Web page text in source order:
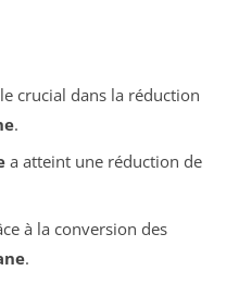
crucial dans la réduction
.
a atteint une réduction de
à la conversion des
.